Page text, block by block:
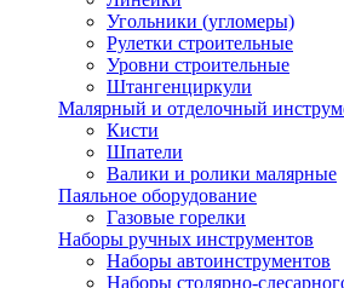
Угольники (угломеры)
Рулетки строительные
Уровни строительные
Штангенциркули
Малярный и отделочный
Кисти
Шпатели
Валики и ролики малярные
Паяльное оборудование
Газовые горелки
Наборы ручных инструментов
Наборы автоинструментов
Наборы столярно-